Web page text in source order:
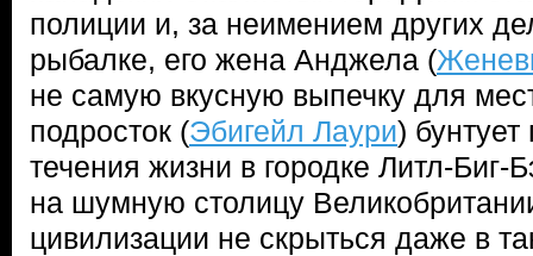
полиции и, за неимением других
рыбалке, его жена Анджела (
не самую вкусную выпечку для
подросток (Эбигейл Лаури)
течения жизни в городке Литл-Биг-
на шумную столицу
цивилизации не скрыться даже в